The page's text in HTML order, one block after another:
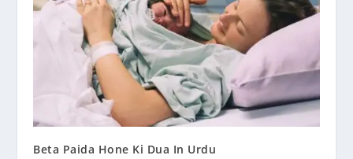
Beta Paida Hone Ki Dua In Urdu